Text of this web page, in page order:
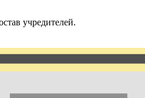
учредителей.